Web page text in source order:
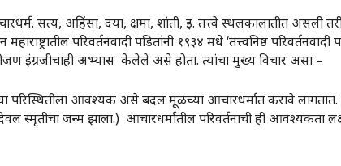
सत्य, अहिंसा, दया, क्षमा, शांती, इ. तत्त्वे स्थलकालातीत असली तरी
परिवर्तनवादी पंडितांनी १९३४ मधे ‌‘तत्त्वनिष्ठ परिवर्तनवादी
इंग्रजीचाही अभ्यास केलेले असे होता. त्यांचा मुख्य विचार असा –
परिस्थितीला आवश्यक असे बदल मूळच्या आचारधर्मात करावे लागतात.
देवल स्मृतीचा जन्म झाला.) आचारधर्मातील परिवर्तनाची ही